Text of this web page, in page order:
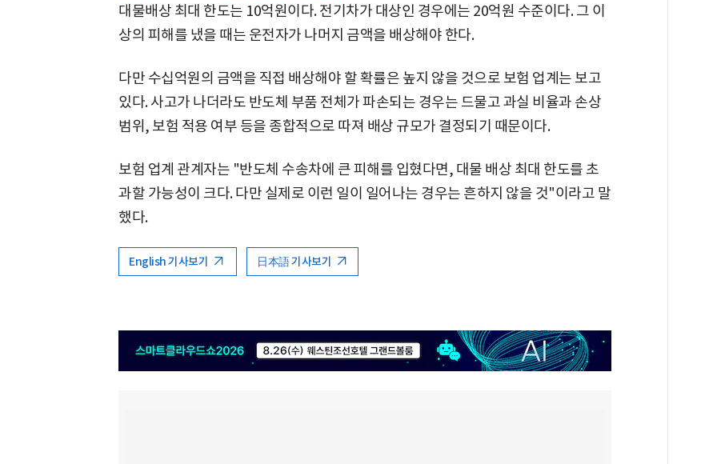
대물배상 최대 한도는 10억원이다. 전기차가 대상인 경우에는 20억원 수준이다. 그 이
상의 피해를 냈을 때는 운전자가 나머지 금액을 배상해야 한다.
다만 수십억원의 금액을 직접 배상해야 할 확률은 높지 않을 것으로 보험 업계는 보고
있다. 사고가 나더라도 반도체 부품 전체가 파손되는 경우는 드물고 과실 비율과 손상
범위, 보험 적용 여부 등을 종합적으로 따져 배상 규모가 결정되기 때문이다.
보험 업계 관계자는 "반도체 수송차에 큰 피해를 입혔다면, 대물 배상 최대 한도를 초
과할 가능성이 크다. 다만 실제로 이런 일이 일어나는 경우는 흔하지 않을 것"이라고 말
했다.
English 기사보기 日本語 기사보기